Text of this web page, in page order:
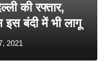
की रफ्तार,
इस बंदी में भी लागू
2021